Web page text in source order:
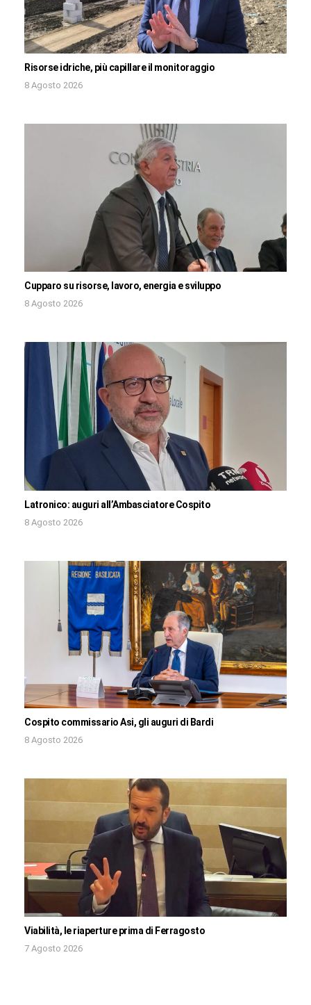
Risorse idriche, più capillare il monitoraggio
8 Agosto 2026
Cupparo su risorse, lavoro, energia e sviluppo
8 Agosto 2026
Latronico: auguri all’Ambasciatore Cospito
8 Agosto 2026
Cospito commissario Asi, gli auguri di Bardi
8 Agosto 2026
Viabilità, le riaperture prima di Ferragosto
7 Agosto 2026